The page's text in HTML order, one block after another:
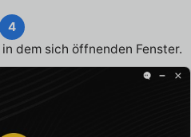
4
in dem sich öffnenden Fenster.